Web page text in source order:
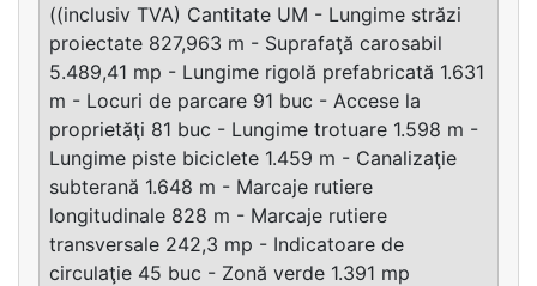
((inclusiv TVA) Cantitate UM - Lungime străzi
proiectate 827,963 m - Suprafaţă carosabil
5.489,41 mp - Lungime rigolă prefabricată 1.631
m - Locuri de parcare 91 buc - Accese la
proprietăţi 81 buc - Lungime trotuare 1.598 m -
Lungime piste biciclete 1.459 m - Canalizaţie
subterană 1.648 m - Marcaje rutiere
longitudinale 828 m - Marcaje rutiere
transversale 242,3 mp - Indicatoare de
circulaţie 45 buc - Zonă verde 1.391 mp